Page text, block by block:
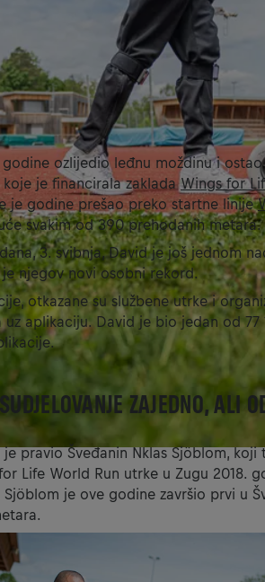
godine ozlijedio leđnu moždinu i
je financirala zakladaWings for
je godine prešao preko startne linije
svakim od 390 prehodanih metara.
3. svibnja, David je još jednom
njegov novi osobni rekord.
otkazane su službene utrke i
uz aplikaciju. David je bio jedan od
ZAJEDNO, ALI
pravio Šveđanin Nklas Sjöblom,
Life World Run utrke u Zugu 2018.
je ove godine završio prvi u